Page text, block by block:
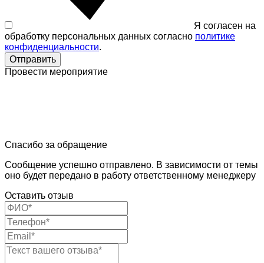
Я согласен на
обработку персональных данных согласно политике
конфиденциальности.
Отправить
Провести мероприятие
Спасибо за обращение
Сообщение успешно отправлено. В зависимости от темы
оно будет передано в работу ответственному менеджеру
Оставить отзыв